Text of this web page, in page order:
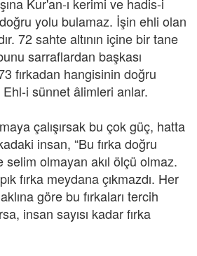
yolu bulamaz. İşin ehli olan
72 sahte altının içine bir tane
sarraflardan başkası
fırkadan hangisinin doğru
i sünnet âlimleri anlar.
çalışırsak bu çok güç, hatta
insan, “Bu fırka doğru
selim olmayan akıl ölçü olmaz.
fırka meydana çıkmazdı. Her
göre bu fırkaları tercih
insan sayısı kadar fırka